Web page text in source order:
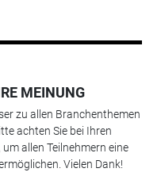
MEINUNG
zu allen Branchenthemen
achten Sie bei Ihren
allen Teilnehmern eine
Vielen Dank!